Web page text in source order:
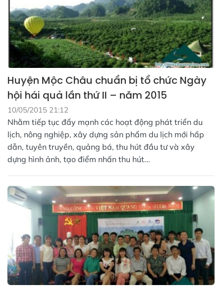
Huyện Mộc Châu chuẩn bị tổ chức Ngày
hội hái quả lần thứ II – năm 2015
10/05/2015 21:12
Nhằm tiếp tục đẩy mạnh các hoạt động phát triển du
lịch, nông nghiệp, xây dựng sản phẩm du lịch mới hấp
dẫn, tuyên truyền, quảng bá, thu hút đầu tư và xây
dựng hình ảnh, tạo điểm nhấn thu hút...